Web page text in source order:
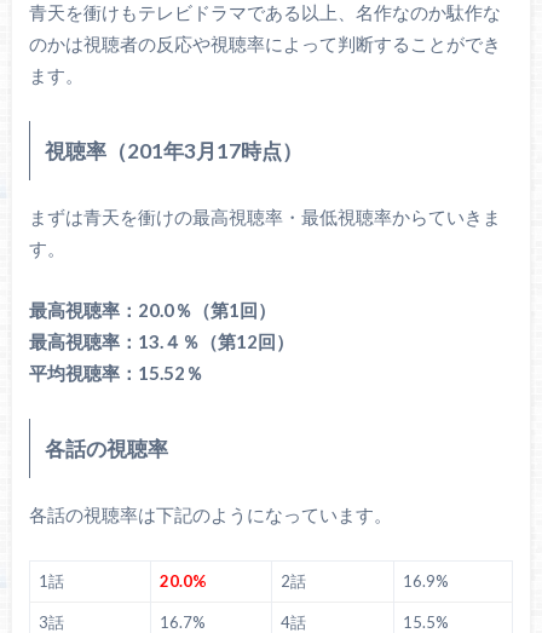
青天を衝けもテレビドラマである以上、名作なのか駄作な
のかは視聴者の反応や視聴率によって判断することができ
ます。
視聴率（201年3月17時点）
まずは青天を衝けの最高視聴率・最低視聴率からていきま
す。
最高視聴率：20.0％（第1回）
最高視聴率：13.４％（第12回）
平均視聴率：15.52％
各話の視聴率
各話の視聴率は下記のようになっています。
1話 20.0% 2話 16.9%
3話 16.7% 4話 15.5%